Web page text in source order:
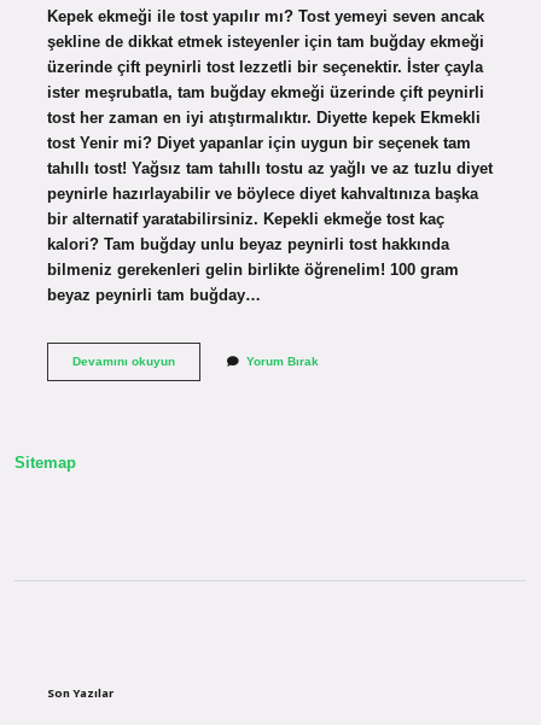
Kepek ekmeği ile tost yapılır mı? Tost yemeyi seven ancak
şekline de dikkat etmek isteyenler için tam buğday ekmeği
üzerinde çift peynirli tost lezzetli bir seçenektir. İster çayla
ister meşrubatla, tam buğday ekmeği üzerinde çift peynirli
tost her zaman en iyi atıştırmalıktır. Diyette kepek Ekmekli
tost Yenir mi? Diyet yapanlar için uygun bir seçenek tam
tahıllı tost! Yağsız tam tahıllı tostu az yağlı ve az tuzlu diyet
peynirle hazırlayabilir ve böylece diyet kahvaltınıza başka
bir alternatif yaratabilirsiniz. Kepekli ekmeğe tost kaç
kalori? Tam buğday unlu beyaz peynirli tost hakkında
bilmeniz gerekenleri gelin birlikte öğrenelim! 100 gram
beyaz peynirli tam buğday…
Devamını okuyunKepekli
Yorum Bırak
Sitemap
Son Yazılar